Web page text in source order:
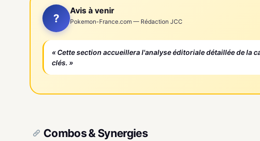
?
Avis à venir
Pokemon-France.com — Rédaction JCC
« Cette section accueillera l'analyse éditoriale détaillée de
clés. »
Combos & Synergies